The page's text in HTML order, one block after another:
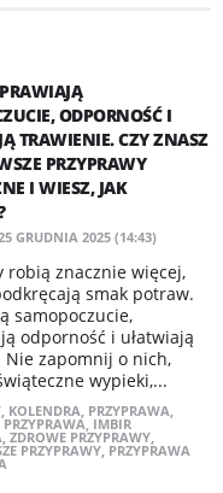
ODPORNOŚĆ I
TRAWIENIE. CZY ZNASZ
PRZYPRAWY
I WIESZ, JAK
GRUDNIA 2025 (14:43)
robią znacznie więcej,
smak potraw.
samopoczucie,
odporność i ułatwiają
zapomnij o nich,
wypieki,...
, KOLENDRA, PRZYPRAWA,
, IMBIR
, ZDROWE PRZYPRAWY,
PRZYPRAWY, PRZYPRAWA